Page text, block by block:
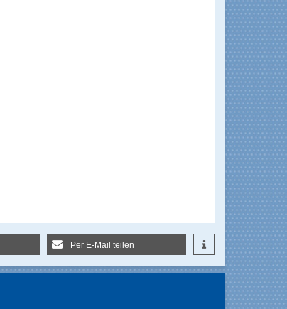
Per E-Mail teilen